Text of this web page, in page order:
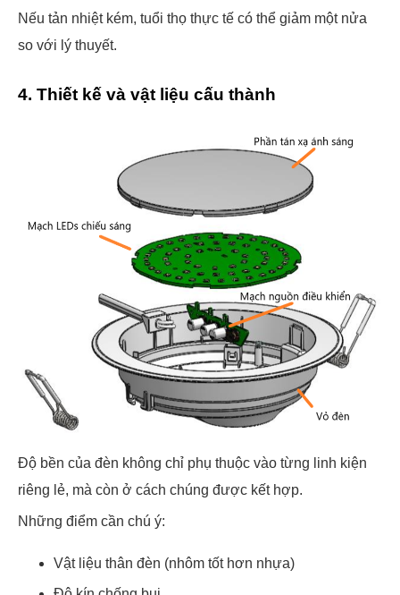
Nếu tản nhiệt kém, tuổi thọ thực tế có thể giảm một nửa
so với lý thuyết.
4. Thiết kế và vật liệu cấu thành
Độ bền của đèn không chỉ phụ thuộc vào từng linh kiện
riêng lẻ, mà còn ở cách chúng được kết hợp.
Những điểm cần chú ý:
Vật liệu thân đèn (nhôm tốt hơn nhựa)